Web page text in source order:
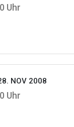
Uhr
NOV 2008
Uhr